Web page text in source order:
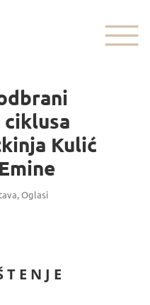
ciklusa
Kulić
,Oglasi
T E N J E